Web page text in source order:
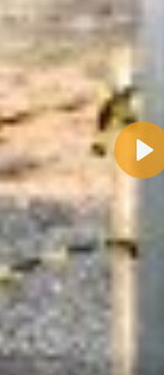
Kommentar entfernt.
"http://" in URLs